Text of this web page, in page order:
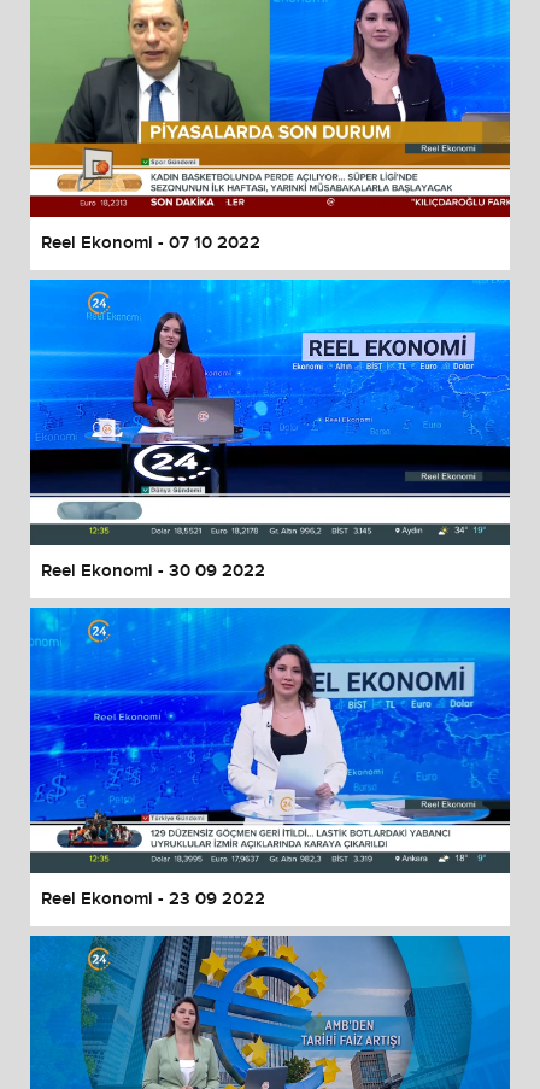
Reel Ekonomi - 07 10 2022
Reel Ekonomi - 30 09 2022
Reel Ekonomi - 23 09 2022